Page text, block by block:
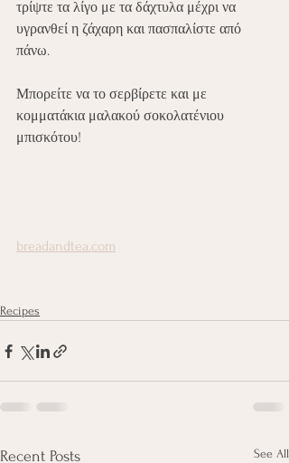
τρίψτε τα λίγο με τα δάχτυλα μέχρι να
υγρανθεί η ζάχαρη και πασπαλίστε από
πάνω.
Μπορείτε να το σερβίρετε και με
κομματάκια μαλακού σοκολατένιου
μπισκότου!
breadandtea.com
Recipes
Recent Posts See All